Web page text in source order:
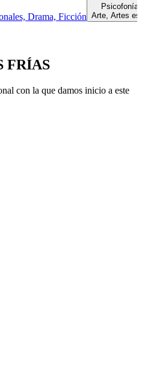
Drama, Ficción Arte, Artes
FRÍAS
con la que damos inicio a este